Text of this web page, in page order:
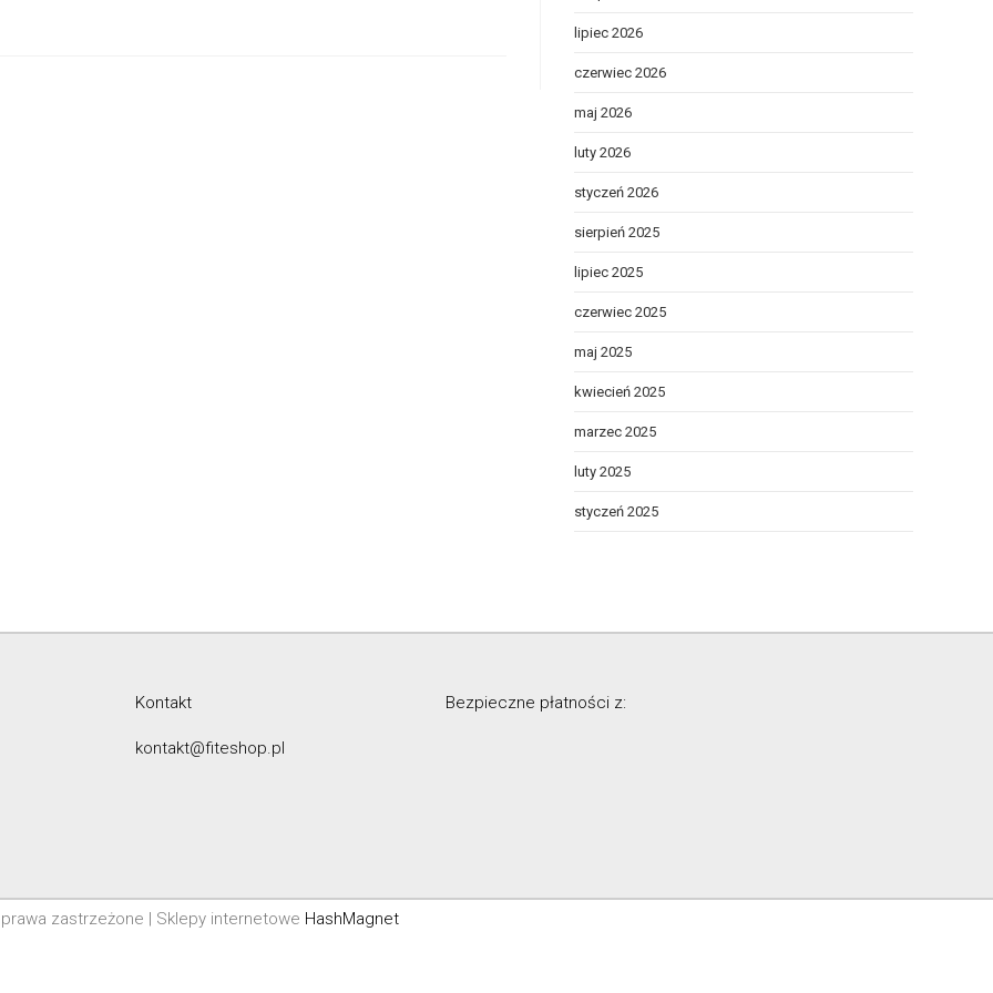
lipiec 2026
czerwiec 2026
maj 2026
luty 2026
styczeń 2026
sierpień 2025
lipiec 2025
czerwiec 2025
maj 2025
kwiecień 2025
marzec 2025
luty 2025
styczeń 2025
Kontakt
kontakt@fiteshop.pl
Bezpieczne płatności z:
zastrzeżone | Sklepy internetowe HashMagnet